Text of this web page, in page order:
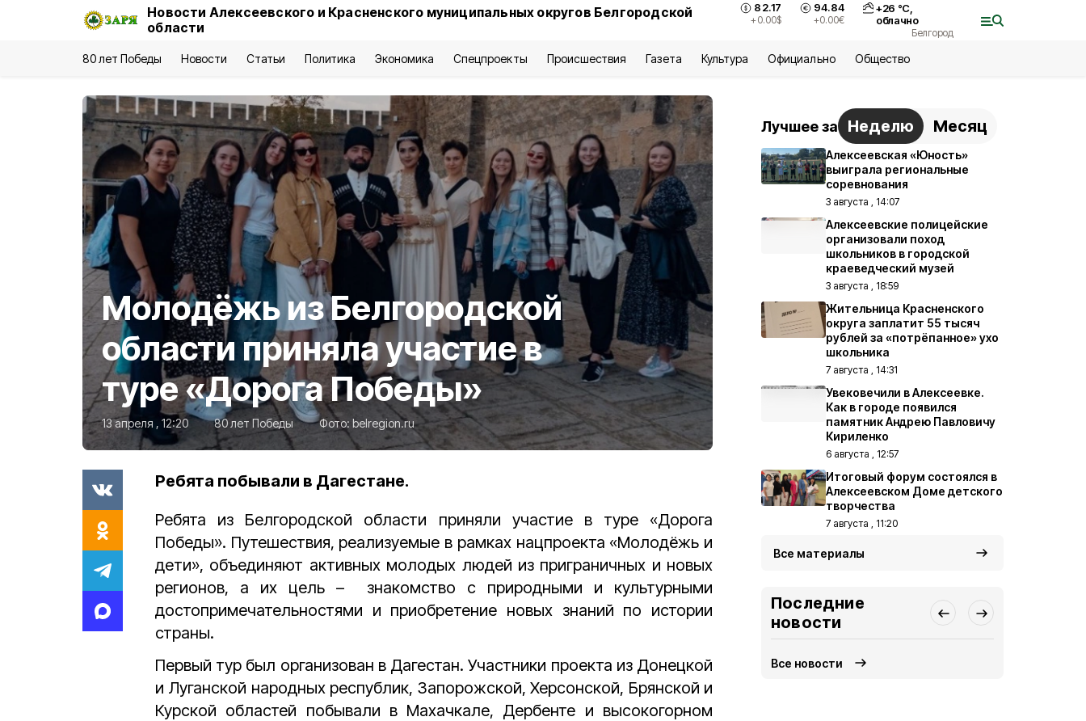
Новости Алексеевского и Красненского муниципальных округов Белгородской
области
82.17
+0.00$
94.84
+0.00€
+26 °С,
облачно
Белгород
80 лет Победы Новости Статьи Политика Экономика Спецпроекты Происшествия Газета Культура Официально Общество
Молодёжь из Белгородской
области приняла участие в
туре «Дорога Победы»
13 апреля , 12:20 80 лет Победы Фото: belregion.ru
Ребята побывали в Дагестане.
Ребята из Белгородской области приняли участие в туре «Дорога
Победы». Путешествия, реализуемые в рамках нацпроекта «Молодёжь и
дети», объединяют активных молодых людей из приграничных и новых
регионов, а их цель – знакомство с природными и культурными
достопримечательностями и приобретение новых знаний по истории
страны.
Первый тур был организован в Дагестан. Участники проекта из Донецкой
и Луганской народных республик, Запорожской, Херсонской, Брянской и
Курской областей побывали в Махачкале, Дербенте и высокогорном
Лучшее за Неделю Месяц
Алексеевская «Юность»
выиграла региональные
соревнования
3 августа , 14:07
Алексеевские полицейские
организовали поход
школьников в городской
краеведческий музей
3 августа , 18:59
Жительница Красненского
округа заплатит 55 тысяч
рублей за «потрёпанное» ухо
школьника
7 августа , 14:31
Увековечили в Алексеевке.
Как в городе появился
памятник Андрею Павловичу
Кириленко
6 августа , 12:57
Итоговый форум состоялся в
Алексеевском Доме детского
творчества
7 августа , 11:20
Все материалы
Последние
новости
Все новости